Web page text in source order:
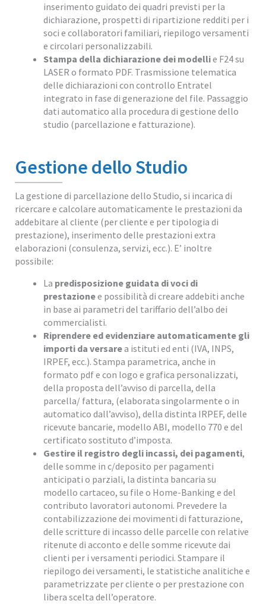
inserimento guidato dei quadri previsti per la
dichiarazione, prospetti di ripartizione redditi per i
soci e collaboratori familiari, riepilogo versamenti
e circolari personalizzabili.
Stampa della dichiarazione dei modellie F24 su
LASER o formato PDF. Trasmissione telematica
delle dichiarazioni con controllo Entratel
integrato in fase di generazione del file. Passaggio
dati automatico alla procedura di gestione dello
studio (parcellazione e fatturazione).
Gestione dello Studio
La gestione di parcellazione dello Studio, si incarica di
ricercare e calcolare automaticamente le prestazioni da
addebitare al cliente (per cliente e per tipologia di
prestazione), inserimento delle prestazioni extra
elaborazioni (consulenza, servizi, ecc.). E’ inoltre
possibile:
La predisposizione guidata di voci di
prestazionee possibilità di creare addebiti anche
in base ai parametri del tariffario dell’albo dei
commercialisti.
Riprendere ed evidenziare automaticamente gli
importi da versarea istituti ed enti (IVA, INPS,
IRPEF, ecc.). Stampa parametrica, anche in
formato pdf e con logo e grafica personalizzati,
della proposta dell’avviso di parcella, della
parcella/ fattura, (elaborata singolarmente o in
automatico dall’avviso), della distinta IRPEF, delle
ricevute bancarie, modello ABI, modello 770 e del
certificato sostituto d’imposta.
Gestire il registro degli incassi, dei pagamenti,
delle somme in c/deposito per pagamenti
anticipati o parziali, la distinta bancaria su
modello cartaceo, su file o Home-Banking e del
contributo lavoratori autonomi. Prevedere la
contabilizzazione dei movimenti di fatturazione,
delle scritture di incasso delle parcelle con relative
ritenute di acconto e delle somme ricevute dai
clienti per i versamenti periodici. Stampare il
riepilogo dei versamenti, le statistiche analitiche e
parametrizzate per cliente o per prestazione con
libera scelta dell’operatore.